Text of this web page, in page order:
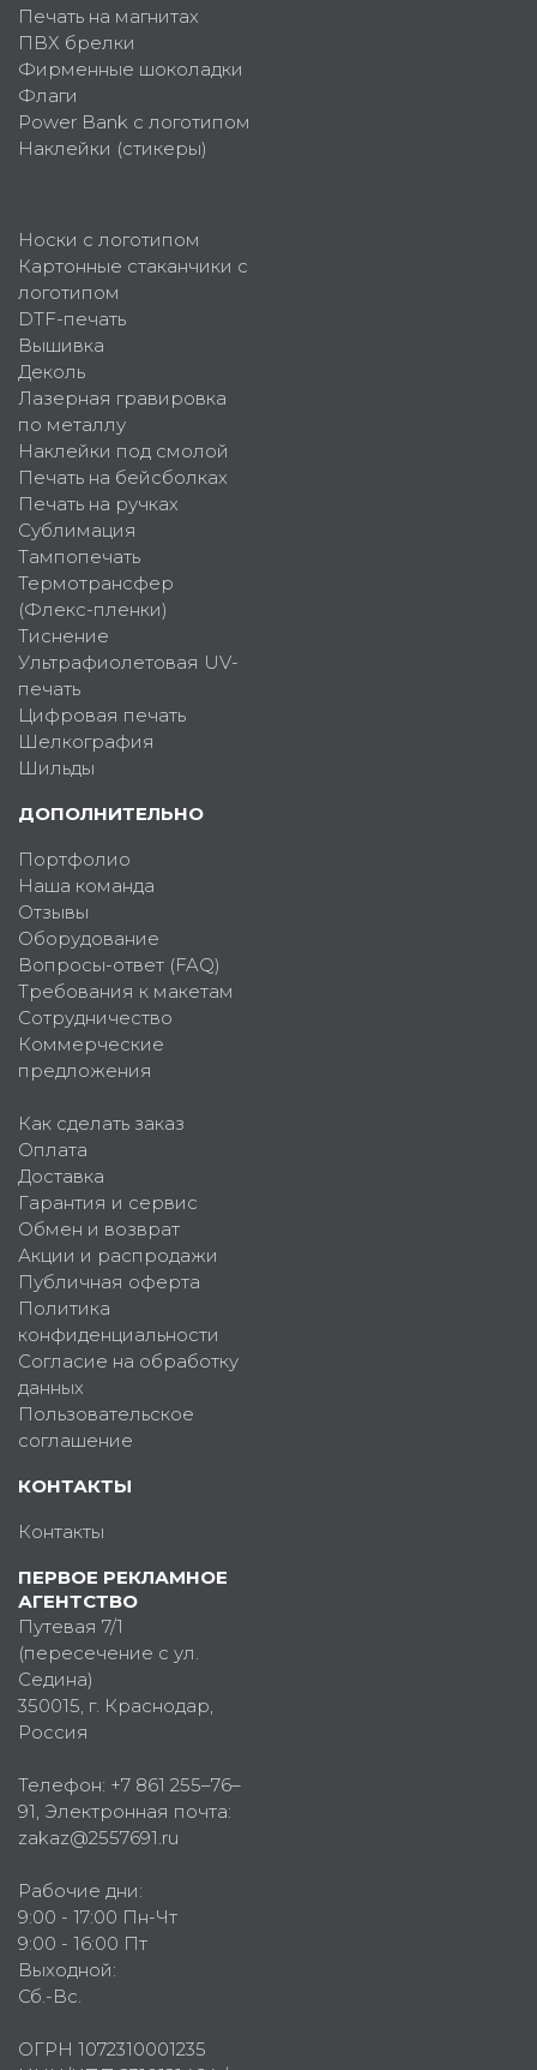
Печать на магнитах
ПВХ брелки
Фирменные шоколадки
Флаги
Power Bank с логотипом
Наклейки (стикеры)
Носки с логотипом
Картонные стаканчики с
логотипом
DTF-печать
Вышивка
Деколь
Лазерная гравировка
по металлу
Наклейки под смолой
Печать на бейсболках
Печать на ручках
Сублимация
Тампопечать
Термотрансфер
(Флекс-пленки)
Тиснение
Ультрафиолетовая UV-
печать
Цифровая печать
Шелкография
Шильды
ДОПОЛНИТЕЛЬНО
Портфолио
Наша команда
Отзывы
Оборудование
Вопросы-ответ (FAQ)
Требования к макетам
Сотрудничество
Коммерческие
предложения
Как сделать заказ
Оплата
Доставка
Гарантия и сервис
Обмен и возврат
Акции и распродажи
Публичная оферта
Политика
конфиденциальности
Согласие на обработку
данных
Пользовательское
соглашение
КОНТАКТЫ
Контакты
ПЕРВОЕ РЕКЛАМНОЕ
АГЕНТСТВО
Путевая 7/1
(пересечение с ул.
Седина)
350015, г. Краснодар,
Россия
Телефон: +7 861 255–76–
91, Электронная почта:
zakaz@2557691.ru
Рабочие дни:
9:00 - 17:00 Пн-Чт
9:00 - 16:00 Пт
Выходной:
Сб.-Вс.
ОГРН 1072310001235